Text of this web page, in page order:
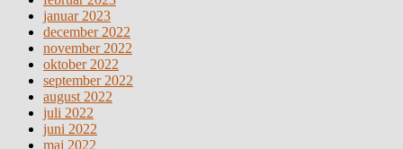
januar 2023
december 2022
november 2022
oktober 2022
september 2022
august 2022
juli 2022
juni 2022
maj 2022